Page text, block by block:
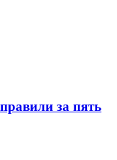
за пять